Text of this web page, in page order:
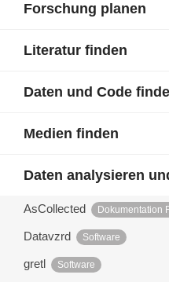
Forschung planen
Literatur finden
Daten und Code
Medien finden
Daten analysieren
AsCollected Dokumentation
Datavzrd Software
gretl Software